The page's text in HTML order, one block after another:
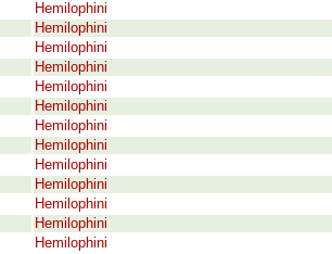
Hemilophini
Hemilophini
Hemilophini
Hemilophini
Hemilophini
Hemilophini
Hemilophini
Hemilophini
Hemilophini
Hemilophini
Hemilophini
Hemilophini
Hemilophini